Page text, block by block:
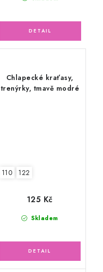
Chlapecké kraťasy,
trenýrky, tmavě modré
110 122
Skladem
125 Kč